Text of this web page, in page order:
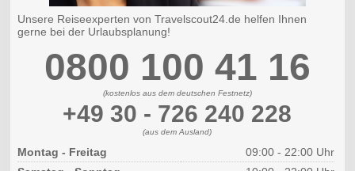
Unsere Reiseexperten von Travelscout24.de helfen Ihnen
gerne bei der Urlaubsplanung!
0800 100 41 16
(kostenlos aus dem deutschen Festnetz)
+49 30 - 726 240 228
(aus dem Ausland)
Montag - Freitag
09:00 - 22:00 Uhr